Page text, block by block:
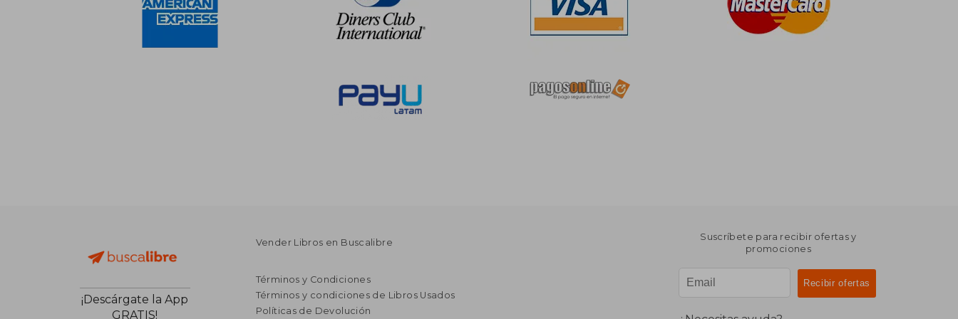
¡Descárgate la App
GRATIS!
Vender Libros en Buscalibre
Términos y Condiciones
Términos y condiciones de Libros Usados
Políticas de Devolución
Suscríbete para recibir ofertas y
promociones